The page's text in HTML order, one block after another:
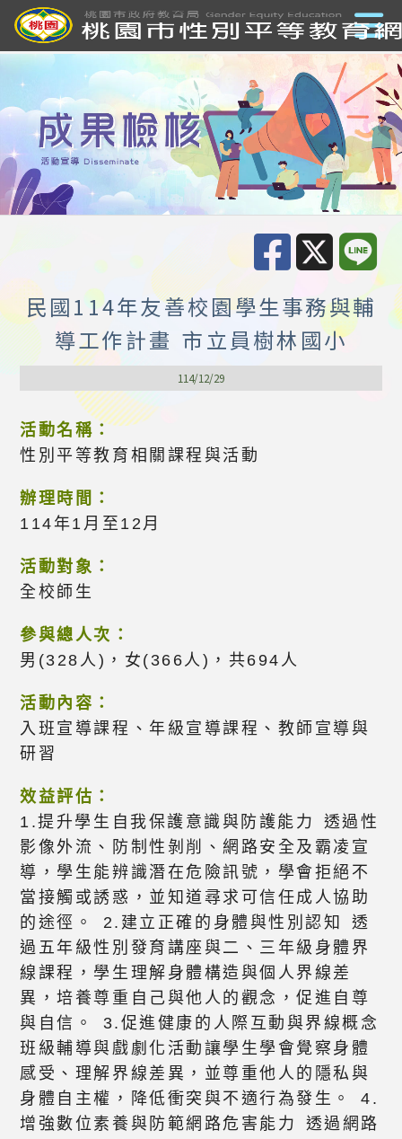
民國114年友善校園學生事務與輔
導工作計畫 市立員樹林國小
114/12/29
活動名稱：
性別平等教育相關課程與活動
辦理時間：
114年1月至12月
活動對象：
全校師生
參與總人次：
男(328人)，女(366人)，共694人
活動內容：
入班宣導課程、年級宣導課程、教師宣導與
研習
效益評估：
1.提升學生自我保護意識與防護能力 透過性
影像外流、防制性剝削、網路安全及霸凌宣
導，學生能辨識潛在危險訊號，學會拒絕不
當接觸或誘惑，並知道尋求可信任成人協助
的途徑。 2.建立正確的身體與性別認知 透
過五年級性別發育講座與二、三年級身體界
線課程，學生理解身體構造與個人界線差
異，培養尊重自己與他人的觀念，促進自尊
與自信。 3.促進健康的人際互動與界線概念
班級輔導與戲劇化活動讓學生學會覺察身體
感受、理解界線差異，並尊重他人的隱私與
身體自主權，降低衝突與不適行為發生。 4.
增強數位素養與防範網路危害能力 透過網路